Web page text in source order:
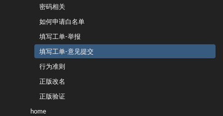
密码相关
如何申请白名单
填写工单-举报
填写工单-意见提交
行为准则
正版改名
正版验证
home